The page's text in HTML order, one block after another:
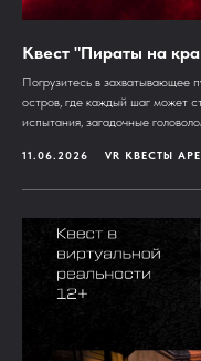
Квест "Пираты на
Погрузитесь в захватывающее
остров, где каждый шаг может
испытания, загадочные
11.06.2026 VR КВЕСТЫ